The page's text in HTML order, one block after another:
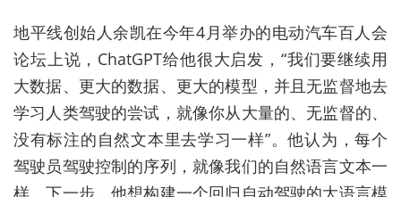
地平线创始人余凯在今年4月举办的电动汽车百人会
论坛上说，ChatGPT给他很大启发，“我们要继续用
大数据、更大的数据、更大的模型，并且无监督地去
学习人类驾驶的尝试，就像你从大量的、无监督的、
没有标注的自然文本里去学习一样”。他认为，每个
驾驶员驾驶控制的序列，就像我们的自然语言文本一